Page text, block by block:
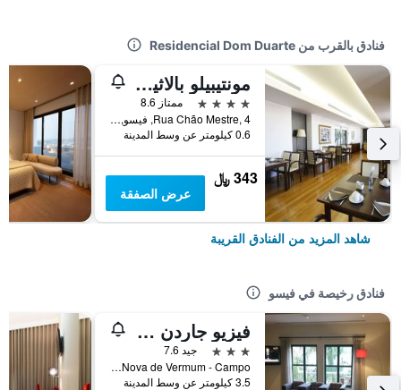
فنادق بالقرب من Residencial Dom Duarte
مونتيبيلو بالاثيو دوس ميلوس فيزيو هيستوريك هوتل
4 نجوم
ممتاز 8.6
Rua Chão Mestre, 4, فيسو, محافظة فيسيو, البرتغال
0.6 كيلومتر عن وسط المدينة
343 ﷼
عرض الصفقة
شاهد المزيد من الفنادق القريبة
فنادق رخيصة في فيسو
فيزيو جاردن هوتل
3 نجوم
جيد 7.6
Rua Nova de Vermum - Campo, فيسو, محافظة فيسيو, البرتغال
3.5 كيلومتر عن وسط المدينة